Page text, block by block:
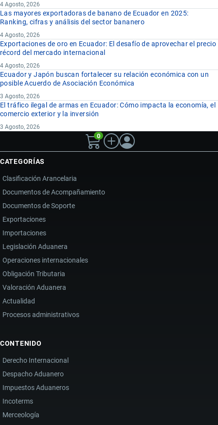
4 Agosto, 2026
Las mayores exportadoras de banano de Ecuador en 2025:
Ranking, cifras y análisis del sector bananero
4 Agosto, 2026
Exportaciones de oro en Ecuador: El desafío de aprovechar el precio
récord del mercado internacional
4 Agosto, 2026
Ecuador y Japón buscan fortalecer su relación económica con un
posible Acuerdo de Asociación Económica
3 Agosto, 2026
El tráfico ilegal de armas en Ecuador: Cómo impacta la economía, el
comercio exterior y la inversión
3 Agosto, 2026
0
CATEGORÍAS
Clasificación Arancelaria
Documentos de Acompañamiento
Documentos de Soporte
Exportaciones
Importaciones
Legislación Aduanera
Operaciones internacionales
Obligación Tributaria
Valoración Aduanera
Actualidad
Procesos administrativos
CONTENIDO
Derecho Internacional
Despacho Aduanero
Impuestos Aduaneros
Incoterms
Merceología